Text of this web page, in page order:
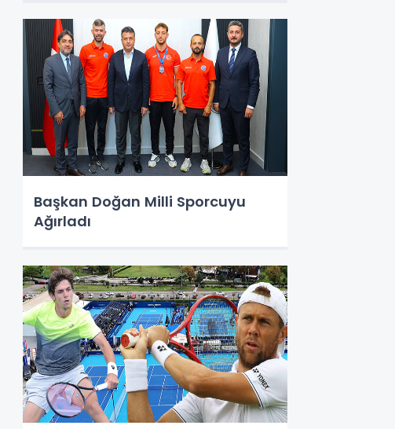
Başkan Doğan Milli Sporcuyu
Ağırladı